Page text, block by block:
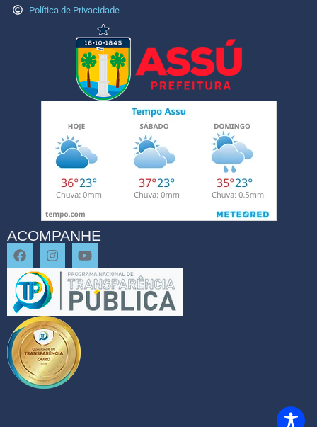
Política de Privacidade
ACOMPANHE